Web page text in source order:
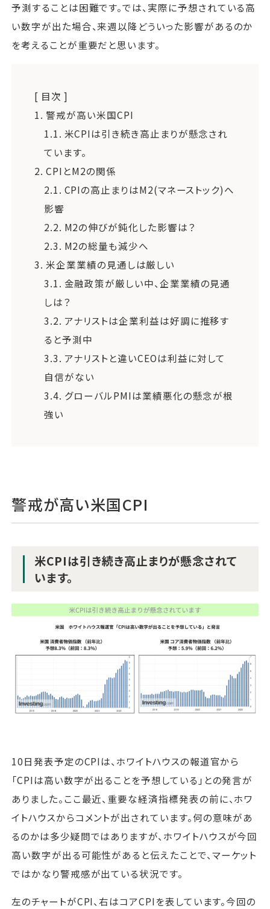
予測することは困難です。では、実際に予想されている高
い数字が出た場合、来週以降どういった影響があるのか
を考えることが重要だと思います。
[ 目次 ]
1. 警戒が高い米国CPI
1.1. 米CPIは引き続き高止まりが懸念され
ています。
2. CPIとM2の関係
2.1. CPIの高止まりはM2(マネーストック)へ
影響
2.2. M2の伸びが鈍化した影響は？
2.3. M2の総量も減少へ
3. 米企業業績の見通しは厳しい
3.1. 金融政策が厳しい中、企業業績の見通
しは？
3.2. アナリストは企業利益は好調に推移す
ると予測中
3.3. アナリストと違いCEOは利益に対して
自信がない
3.4. グローバルPMIは業績悪化の懸念が根
強い
警戒が高い米国CPI
米CPIは引き続き高止まりが懸念されて
います。
10日発表予定のCPIは、ホワイトハウスの報道官から
「CPIは高い数字が出ることを予想している」との発言が
ありました。ここ最近、重要な経済指標発表の前に、ホワ
イトハウスからコメントが出されています。何の意味があ
るのかは多少疑問ではありますが、ホワイトハウスが今回
高い数字が出る可能性があると伝えたことで、マーケット
ではかなり警戒感が出ている状況です。
左のチャートがCPI、右はコアCPIを表しています。今回の